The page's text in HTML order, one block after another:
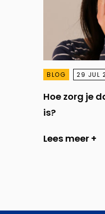
BLOG 29 JUL
Hoe zorg je
is?
Lees meer +